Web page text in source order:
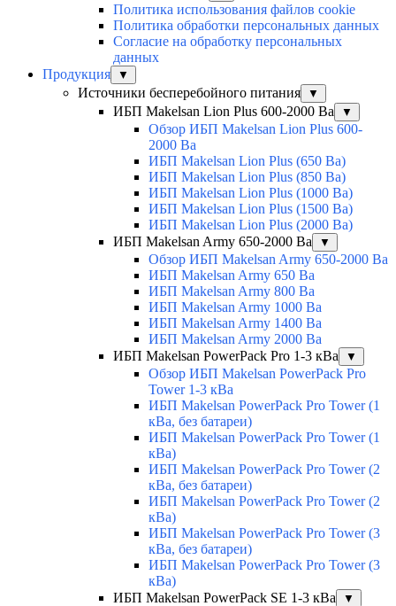
Политика использования файлов cookie
Политика обработки персональных данных
Согласие на обработку персональных
данных
Продукция
▼
Источники бесперебойного питания ▼
ИБП Makelsan Lion Plus 600-2000 Ва ▼
Обзор ИБП Makelsan Lion Plus 600-
2000 Вa
ИБП Makelsan Lion Plus (650 Ва)
ИБП Makelsan Lion Plus (850 Ва)
ИБП Makelsan Lion Plus (1000 Ва)
ИБП Makelsan Lion Plus (1500 Ва)
ИБП Makelsan Lion Plus (2000 Ва)
ИБП Makelsan Army 650-2000 Ва
▼
Обзор ИБП Makelsan Army 650-2000 Ва
ИБП Makelsan Army 650 Ва
ИБП Makelsan Army 800 Ва
ИБП Makelsan Army 1000 Ва
ИБП Makelsan Army 1400 Ва
ИБП Makelsan Army 2000 Ва
ИБП Makelsan PowerPack Pro 1-3 кВа
▼
Обзор ИБП Makelsan PowerPack Pro
Tower 1-3 кВа
ИБП Makelsan PowerPack Pro Tower (1
кВа, без батареи)
ИБП Makelsan PowerPack Pro Tower (1
кВа)
ИБП Makelsan PowerPack Pro Tower (2
кВа, без батареи)
ИБП Makelsan PowerPack Pro Tower (2
кВа)
ИБП Makelsan PowerPack Pro Tower (3
кВа, без батареи)
ИБП Makelsan PowerPack Pro Tower (3
кВа)
ИБП Makelsan PowerPack SE 1-3 кВа
▼